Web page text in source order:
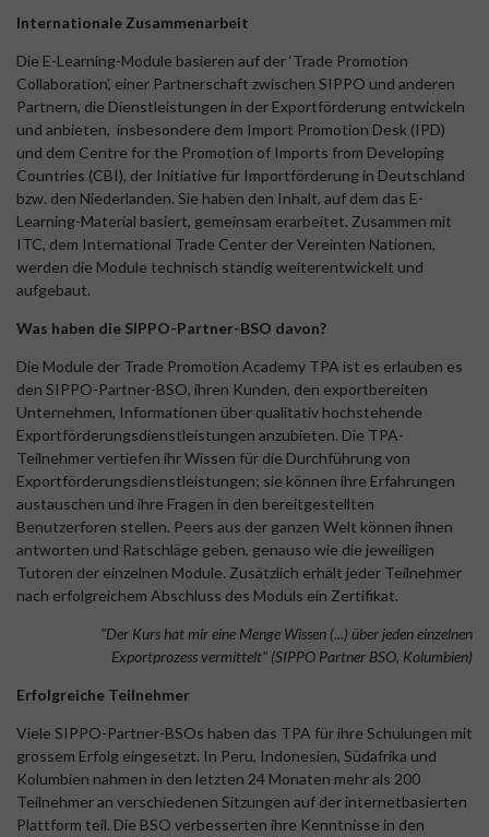
Internationale Zusammenarbeit
Die E-Learning-Module basieren auf der ‘Trade Promotion
Collaboration’, einer Partnerschaft zwischen SIPPO und anderen
Partnern, die Dienstleistungen in der Exportförderung entwickeln
und anbieten, insbesondere dem Import Promotion Desk (IPD)
und dem Centre for the Promotion of Imports from Developing
Countries (CBI), der Initiative für Importförderung in Deutschland
bzw. den Niederlanden. Sie haben den Inhalt, auf dem das E-
Learning-Material basiert, gemeinsam erarbeitet. Zusammen mit
ITC, dem International Trade Center der Vereinten Nationen,
werden die Module technisch ständig weiterentwickelt und
aufgebaut.
Was haben die SIPPO-Partner-BSO davon?
Die Module der Trade Promotion Academy TPA ist es erlauben es
den SIPPO-Partner-BSO, ihren Kunden, den exportbereiten
Unternehmen, Informationen über qualitativ hochstehende
Exportförderungsdienstleistungen anzubieten. Die TPA-
Teilnehmer vertiefen ihr Wissen für die Durchführung von
Exportförderungsdienstleistungen; sie können ihre Erfahrungen
austauschen und ihre Fragen in den bereitgestellten
Benutzerforen stellen. Peers aus der ganzen Welt können ihnen
antworten und Ratschläge geben, genauso wie die jeweiligen
Tutoren der einzelnen Module. Zusätzlich erhält jeder Teilnehmer
nach erfolgreichem Abschluss des Moduls ein Zertifikat.
"Der Kurs hat mir eine Menge Wissen (...) über jeden einzelnen
Exportprozess vermittelt" (SIPPO Partner BSO, Kolumbien)
Erfolgreiche Teilnehmer
Viele SIPPO-Partner-BSOs haben das TPA für ihre Schulungen mit
grossem Erfolg eingesetzt. In Peru, Indonesien, Südafrika und
Kolumbien nahmen in den letzten 24 Monaten mehr als 200
Teilnehmer an verschiedenen Sitzungen auf der internetbasierten
Plattform teil. Die BSO verbesserten ihre Kenntnisse in den